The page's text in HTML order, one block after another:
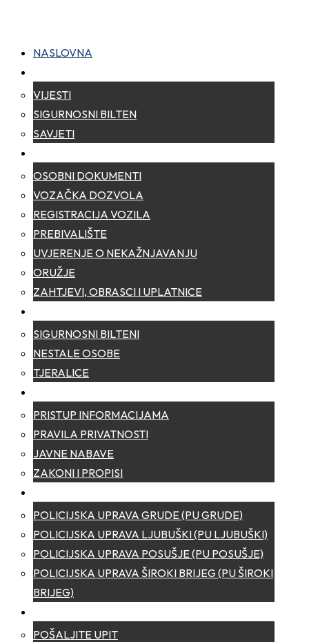
NASLOVNA
VIJESTI
SIGURNOSNI BILTEN
SAVJETI
OSOBNI DOKUMENTI
VOZAČKA DOZVOLA
REGISTRACIJA VOZILA
PREBIVALIŠTE
UVJERENJE O NEKAŽNJAVANJU
ORUŽJE
ZAHTJEVI, OBRASCI I UPLATNICE
SIGURNOSNI BILTENI
NESTALE OSOBE
TJERALICE
PRISTUP INFORMACIJAMA
PRAVILA PRIVATNOSTI
JAVNE NABAVE
ZAKONI I PROPISI
POLICIJSKA UPRAVA GRUDE (PU GRUDE)
POLICIJSKA UPRAVA LJUBUŠKI (PU LJUBUŠKI)
POLICIJSKA UPRAVA POSUŠJE (PU POSUŠJE)
POLICIJSKA UPRAVA ŠIROKI BRIJEG (PU ŠIROKI
BRIJEG)
POŠALJITE UPIT